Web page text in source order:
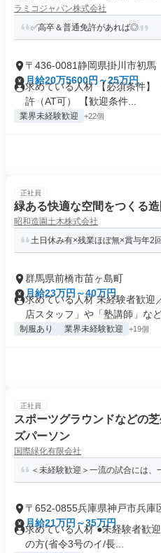
ラミコジャパン株式会社
✅高卒＆普通免許があれば◎
〒436-0081静岡県掛川市初馬
月給20万5600円～25万円
求めている人材 【必須条件】
許（AT可） 【歓迎条件...
業界未経験歓迎 +22個
正社員
緑ある快適な空間をつくる
昭和造園土木株式会社
土日休み有×残業ほぼ無×賞与年2
群馬県前橋市苗ヶ島町
月給23万円～40万円
求めている人材 未経験者歓迎
店スタッフ」や「塾講師」など
制服あり 業界未経験歓迎 +19個
正社員
スポーツグラウンドなどの
ズパーソン
国際緑化有限会社
＜未経験歓迎＞一流の試合には、
〒652-0855兵庫県神戸市兵庫
月給21万円～35万円
求めている人材 ●未経験者歓
の方(省令3号のイ/長...